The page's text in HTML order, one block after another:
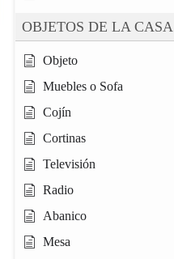
OBJETOS DE LA CASA
Objeto
Muebles o Sofa
Cojín
Cortinas
Televisión
Radio
Abanico
Mesa